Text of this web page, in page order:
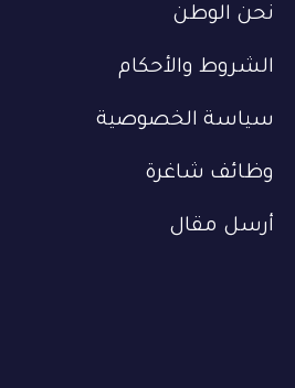
نحن الوطن
الشروط والأحكام
سياسة الخصوصية
وظائف شاغرة
أرسل مقال